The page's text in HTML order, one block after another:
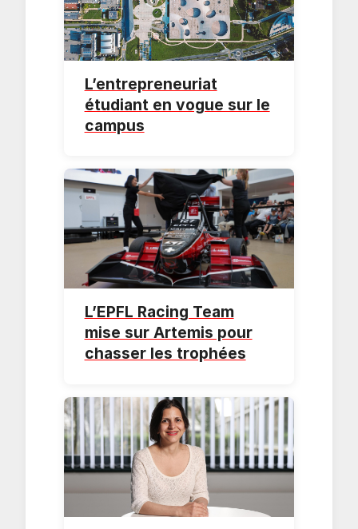
L’entrepreneuriat
étudiant en vogue sur le
campus
L’EPFL Racing Team
mise sur Artemis pour
chasser les trophées